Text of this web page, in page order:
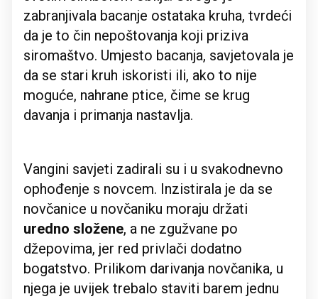
zabranjivala bacanje ostataka kruha, tvrdeći
da je to čin nepoštovanja koji priziva
siromaštvo. Umjesto bacanja, savjetovala je
da se stari kruh iskoristi ili, ako to nije
moguće, nahrane ptice, čime se krug
davanja i primanja nastavlja.
Vangini savjeti zadirali su i u svakodnevno
ophođenje s novcem. Inzistirala je da se
novčanice u novčaniku moraju držati
uredno složene, a ne zgužvane po
džepovima, jer red privlači dodatno
bogatstvo. Prilikom darivanja novčanika, u
njega je uvijek trebalo staviti barem jednu